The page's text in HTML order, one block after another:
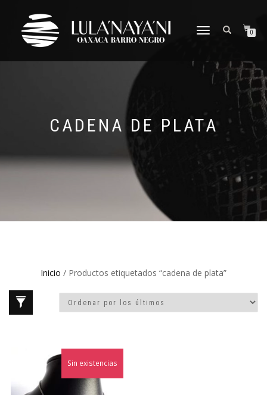
CAMBIAR
0
CADENA DE PLATA
Inicio / Productos etiquetados “cadena de plata”
¡Oferta!
Sin existencias